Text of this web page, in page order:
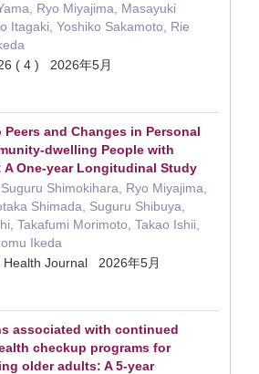
Ryo Miyajima, Masayuki
Itagaki, Yoshiko Sakamoto, Rie
( 4 ) 2026年5月
and Changes in Personal
dwelling People with
A One-year Longitudinal Study
Shimokihara, Ryo Miyajima,
Shimada, Suguru Shibuya,
Takafumi Morimoto, Takao Ishii,
Ikeda
Health Journal 2026年5月
associated with continued
checkup programs for
older adults: A 5-year